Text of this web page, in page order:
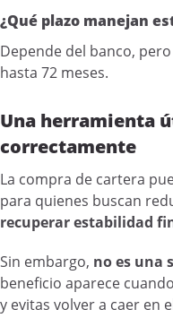
¿Qué plazo manejan
Depende del banco,
hasta 72 meses.
Una herramienta
correctamente
La compra de cartera
para quienes buscan
recuperar estabilidad
Sin embargo, no es una
beneficio aparece
y evitas volver a caer en